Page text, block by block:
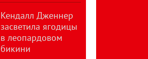
Кендалл Дженнер
засветила ягодицы
в леопардовом
бикини